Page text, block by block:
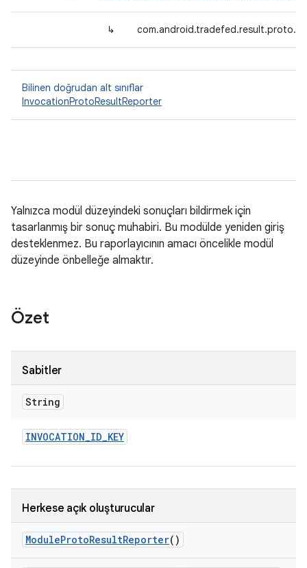
↳
Bilinen doğrudan alt sınıflar
InvocationProtoResultReporter
Yalnızca modül düzeyindeki sonuçları bildirmek için
tasarlanmış bir sonuç muhabiri. Bu modülde yeniden giriş
desteklenmez. Bu raporlayıcının amacı öncelikle modül
düzeyinde önbelleğe almaktır.
Özet
Sabitler
String
INVOCATION_ID_KEY
Herkese açık oluşturucular
ModuleProtoResultReporter()